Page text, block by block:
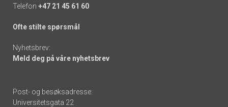
Telefon +47 21 45 61 60
Ofte stilte spørsmål
Nyhetsbrev:
Meld deg på våre nyhetsbrev
Post- og besøksadresse:
Universitetsgata 22